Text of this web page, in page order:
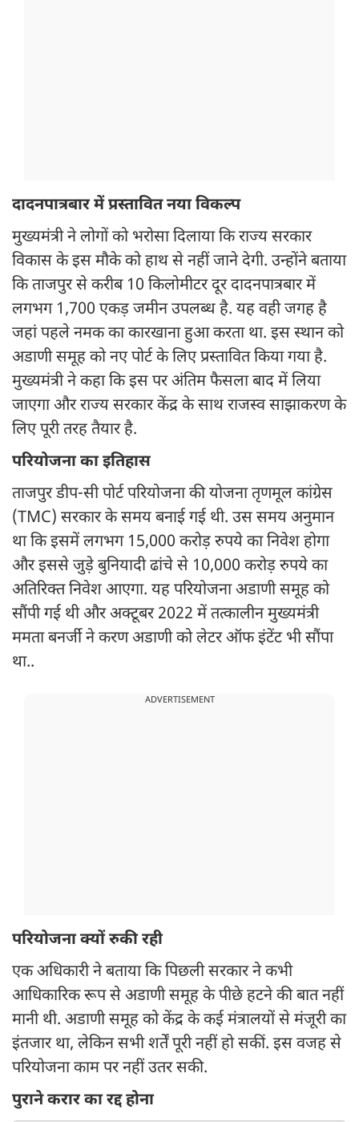
दादनपात्रबार में प्रस्तावित नया विकल्प
मुख्यमंत्री ने लोगों को भरोसा दिलाया कि राज्य सरकार
विकास के इस मौके को हाथ से नहीं जाने देगी. उन्होंने बताया
कि ताजपुर से करीब 10 किलोमीटर दूर दादनपात्रबार में
लगभग 1,700 एकड़ जमीन उपलब्ध है. यह वही जगह है
जहां पहले नमक का कारखाना हुआ करता था. इस स्थान को
अडाणी समूह को नए पोर्ट के लिए प्रस्तावित किया गया है.
मुख्यमंत्री ने कहा कि इस पर अंतिम फैसला बाद में लिया
जाएगा और राज्य सरकार केंद्र के साथ राजस्व साझाकरण के
लिए पूरी तरह तैयार है.
परियोजना का इतिहास
ताजपुर डीप-सी पोर्ट परियोजना की योजना तृणमूल कांग्रेस
(TMC) सरकार के समय बनाई गई थी. उस समय अनुमान
था कि इसमें लगभग 15,000 करोड़ रुपये का निवेश होगा
और इससे जुड़े बुनियादी ढांचे से 10,000 करोड़ रुपये का
अतिरिक्त निवेश आएगा. यह परियोजना अडाणी समूह को
सौंपी गई थी और अक्टूबर 2022 में तत्कालीन मुख्यमंत्री
ममता बनर्जी ने करण अडाणी को लेटर ऑफ इंटेंट भी सौंपा
था..
ADVERTISEMENT
परियोजना क्यों रुकी रही
एक अधिकारी ने बताया कि पिछली सरकार ने कभी
आधिकारिक रूप से अडाणी समूह के पीछे हटने की बात नहीं
मानी थी. अडाणी समूह को केंद्र के कई मंत्रालयों से मंजूरी का
इंतजार था, लेकिन सभी शर्तें पूरी नहीं हो सकीं. इस वजह से
परियोजना काम पर नहीं उतर सकी.
पुराने करार का रद्द होना